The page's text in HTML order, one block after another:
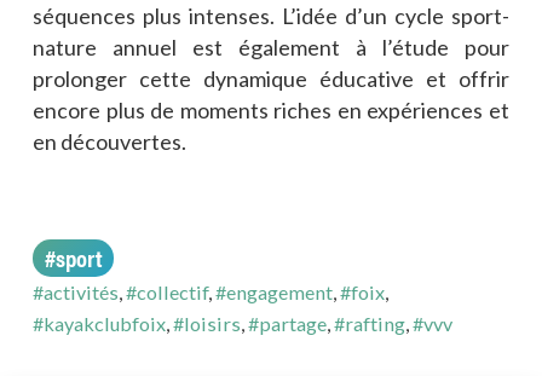
séquences plus intenses. L’idée d’un cycle sport-
nature annuel est également à l’étude pour
prolonger cette dynamique éducative et offrir
encore plus de moments riches en expériences et
en découvertes.
#sport
#activités #collectif, #engagement #foix
#kayakclubfoix #loisirs #partage #rafting #vvv